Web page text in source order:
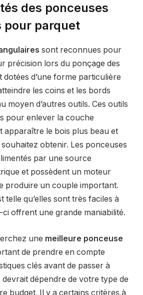
des ponceuses
pour parquet
sont reconnues pour
précision lors du ponçage des
dotées d’une forme particulière
les coins et les bords
moyen d’autres outils. Ces outils
pour enlever la couche
apparaître le bois plus beau et
obtenir. Les ponceuses
par une source
et possèdent un moteur
produire un couple important.
telle qu’elles sont très faciles à
offrent une grande maniabilité.
une meilleure ponceuse
de prendre en compte
clés avant de passer à
devrait dépendre de votre type de
budget. Il y a certains critères à